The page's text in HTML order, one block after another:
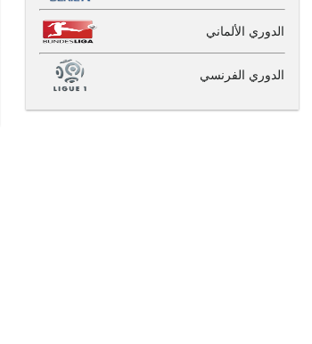
الدوري الألماني
الدوري الفرنسي